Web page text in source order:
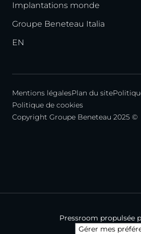
Implantations monde
Groupe Beneteau Italia
EN
Mentions légalesPlan du site
Politique de cookies
Copyright Groupe Beneteau 2025 ©
Pressroom propulsée
Gérer mes